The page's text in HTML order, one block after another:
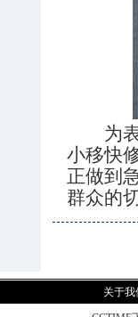
为
小移快
正做到
群众的
关于我